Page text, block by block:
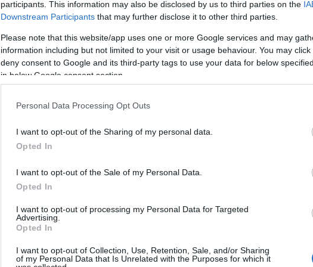
participants. This information may also be disclosed by us to third parties on the
Downstream Participants that may further disclose it to other third parties.
Please note that this website/app uses one or more Google services and may
information including but not limited to your visit or usage behaviour. You may
deny consent to Google and its third-party tags to use your data for below
in below Google consent section.
Personal Data Processing Opt Outs
I want to opt-out of the Sharing of my personal data.
Opted In
I want to opt-out of the Sale of my Personal Data.
Opted In
I want to opt-out of processing my Personal Data for Targeted
Advertising.
Opted In
I want to opt-out of Collection, Use, Retention, Sale, and/or Sharing
of my Personal Data that Is Unrelated with the Purposes for which it